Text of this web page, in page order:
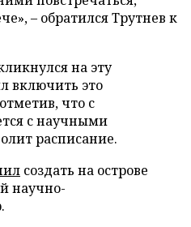
– обратился Трутнев к
на эту
включить это
что с
с научными
расписание.
создать на острове
научно-